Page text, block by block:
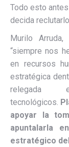
Todo esto
decida
Murilo
“siempre nos
en recursos
estratégica
relegada
tecnológicos.
apoyar la
apuntalarla
estratégico